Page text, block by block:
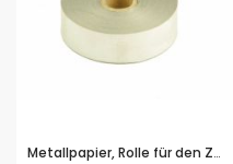
Metallpapier, Rolle für den Zeitmarkengeber, von NTL (P1311-2G)